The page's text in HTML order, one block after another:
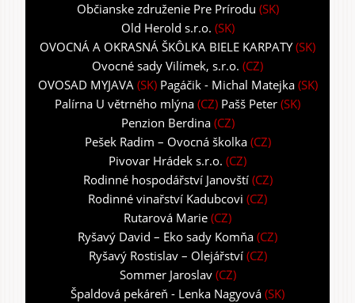
Občianske združenie Pre Prírodu (SK)
Old Herold s.r.o. (SK)
OVOCNÁ A OKRASNÁ ŠKÔLKA BIELE KARPATY(SK)
Ovocné sady Vilímek, s.r.o. (CZ)
OVOSAD MYJAVA(SK) Pagáčik - Michal Matejka(SK)
Palírna U větrného mlýna (CZ) Pašš Peter (SK)
Penzion Berdina(CZ)
Pešek Radim – Ovocná školka(CZ)
Pivovar Hrádek s.r.o. (CZ)
Rodinné hospodářství Janovští (CZ)
Rodinné vinařství Kadubcovi (CZ)
Rutarová Marie (CZ)
Ryšavý David – Eko sady Komňa (CZ)
Ryšavý Rostislav – Olejářství(CZ)
Sommer Jaroslav(CZ)
Špaldová pekáreň - Lenka Nagyová (SK)